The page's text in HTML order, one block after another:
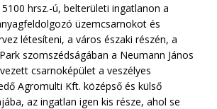
hrsz.-ú, belterületi ingatlanon a
üzemcsarnokot és
létesíteni, a város északi részén, a
szomszédságában a Neumann János
csarnoképület a veszélyes
Agromulti Kft. középső és külső
az ingatlan igen kis része, ahol se